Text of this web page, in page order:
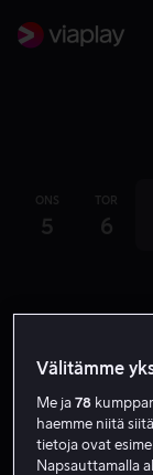
ONS
5
TOR
6
Välitämme
Me ja78
haemme niitä
tietoja ovat
Napsauttamalla